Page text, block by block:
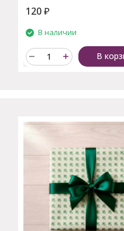
120 ₽
В наличии
В